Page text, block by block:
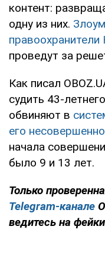
контент:
одну из них.
правоохранители
проведут за
Как писал
судить 43-
обвиняют в
его
начала
было 9 и 13 лет.
Только
Telegram-канале
ведитесь на